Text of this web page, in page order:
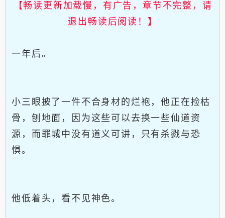
【畅读更新加载慢，有广告，章节不完整，请
退出畅读后阅读！】
一年后。
小三眼披了一件不合身材的烂袍，他正在捡枯
骨，刨地面，因为这些可以去换一些仙道资
源，而罪城中没有道义可讲，只有杀戮与恐
惧。
他低着头，看不见神色。